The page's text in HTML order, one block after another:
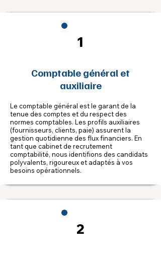
1
Comptable général et
auxiliaire
Le comptable général est le garant de la
tenue des comptes et du respect des
normes comptables. Les profils auxiliaires
(fournisseurs, clients, paie) assurent la
gestion quotidienne des flux financiers. En
tant que cabinet de recrutement
comptabilité, nous identifions des candidats
polyvalents, rigoureux et adaptés à vos
besoins opérationnels.
2